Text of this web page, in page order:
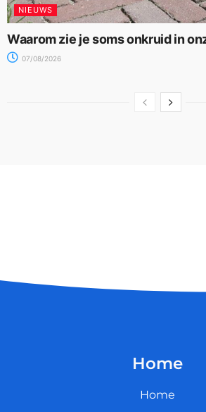
NIEUWS
Waarom zie je soms onkruid in
07/08/2026
Home
Home